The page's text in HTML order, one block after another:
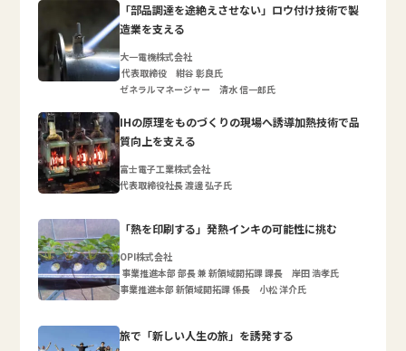
「部品調達を途絶えさせない」ロウ付け技術で製
造業を支える
大一電機株式会社
代表取締役 紺谷 彰良氏
ゼネラルマネージャー 清水 信一郎氏
IHの原理をものづくりの現場へ誘導加熱技術で品
質向上を支える
富士電子工業株式会社
代表取締役社長 渡邊 弘子氏
「熱を印刷する」発熱インキの可能性に挑む
OPI株式会社
事業推進本部 部長 兼 新領域開拓課 課長 岸田 浩孝氏
事業推進本部 新領域開拓課 係長 小松 洋介氏
旅で「新しい人生の旅」を誘発する